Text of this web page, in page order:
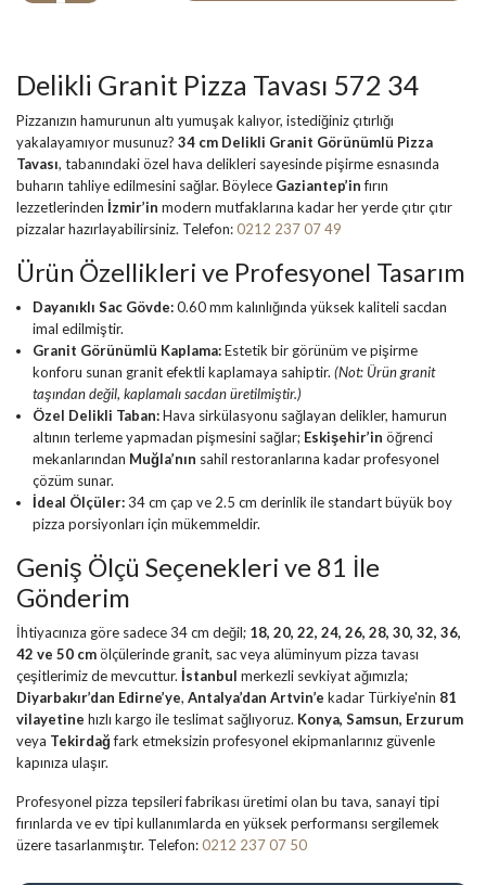
Delikli Granit Pizza Tavası 572 34
Pizzanızın hamurunun altı yumuşak kalıyor, istediğiniz çıtırlığı
yakalayamıyor musunuz? 34 cm Delikli Granit Görünümlü Pizza
Tavası, tabanındaki özel hava delikleri sayesinde pişirme esnasında
buharın tahliye edilmesini sağlar. Böylece Gaziantep’infırın
lezzetlerinden İzmir’in modern mutfaklarına kadar her yerde çıtır çıtır
pizzalar hazırlayabilirsiniz. Telefon:0212 237 07 49
Ürün Özellikleri ve Profesyonel Tasarım
Dayanıklı Sac Gövde:0.60 mm kalınlığında yüksek kaliteli sacdan
imal edilmiştir.
Granit Görünümlü Kaplama:Estetik bir görünüm ve pişirme
konforu sunan granit efektli kaplamaya sahiptir. (Not: Ürün granit
taşından değil, kaplamalı sacdan üretilmiştir.)
Özel Delikli Taban:Hava sirkülasyonu sağlayan delikler, hamurun
altının terleme yapmadan pişmesini sağlar; Eskişehir’in öğrenci
mekanlarından Muğla’nın sahil restoranlarına kadar profesyonel
çözüm sunar.
İdeal Ölçüler:34 cm çap ve 2.5 cm derinlik ile standart büyük boy
pizza porsiyonları için mükemmeldir.
Geniş Ölçü Seçenekleri ve 81 İle
Gönderim
İhtiyacınıza göre sadece 34 cm değil; 18, 20, 22, 24, 26, 28, 30, 32, 36,
42 ve 50 cmölçülerinde granit, sac veya alüminyum pizza tavası
çeşitlerimiz de mevcuttur. İstanbul merkezli sevkiyat ağımızla;
Diyarbakır’dan Edirne’ye, Antalya’dan Artvin’e kadar Türkiye'nin 81
vilayetine hızlı kargo ile teslimat sağlıyoruz. Konya, Samsun, Erzurum
veya Tekirdağfark etmeksizin profesyonel ekipmanlarınız güvenle
kapınıza ulaşır.
Profesyonel pizza tepsileri fabrikası üretimi olan bu tava, sanayi tipi
fırınlarda ve ev tipi kullanımlarda en yüksek performansı sergilemek
üzere tasarlanmıştır. Telefon:0212 237 07 50